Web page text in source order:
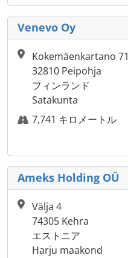
Venevo Oy
Kokemäenkartano 71
32810 Peipohja
フィンランド
Satakunta
7,741 キロメートル
Ameks Holding OÜ
Välja 4
74305 Kehra
エストニア
Harju maakond